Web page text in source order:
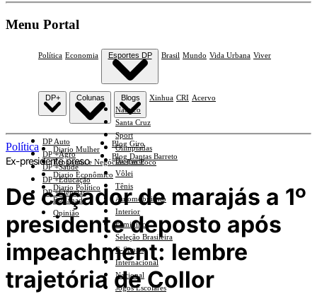
Menu Portal
Política Economia Esportes DP
Náutico
Santa Cruz
Sport
Olimpíadas
Basquete
Vôlei
Tênis
Automobilismo
Interior
Feminino
Seleção Brasileira
E-Sports
Internacional
Nacional
Jogos Escolares
Brasil Mundo Vida Urbana Viver
DP+
DP Auto
DP +Agro
DP +Saúde
DP +Educação
DP +Ciências
Colunas
Diario Mulher
Economia e Negócios Em Foco
Diario Econômico
Diario Político
Esplanada
Opinião
Blogs
Blog Giro
Blog Dantas Barreto
Xinhua CRI Acervo
Política
Ex-presidente preso
De caçador de marajás a 1º
presidente deposto após
impeachment: lembre
trajetória de Collor